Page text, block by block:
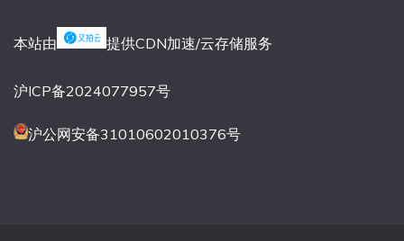
本站由 提供CDN加速/云存储服务
沪ICP备2024077957号
沪公网安备31010602010376号